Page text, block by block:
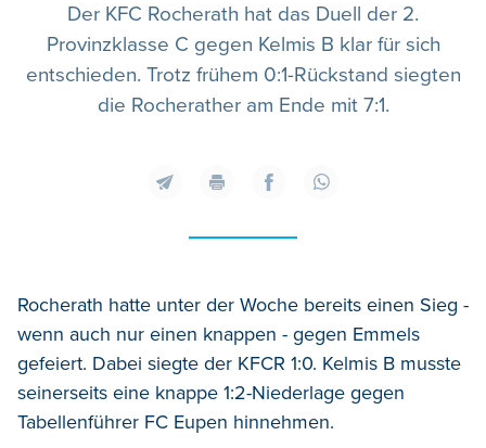
Der KFC Rocherath hat das Duell der 2.
Provinzklasse C gegen Kelmis B klar für sich
entschieden. Trotz frühem 0:1-Rückstand siegten
die Rocherather am Ende mit 7:1.
Rocherath hatte unter der Woche bereits einen Sieg -
wenn auch nur einen knappen - gegen Emmels
gefeiert. Dabei siegte der KFCR 1:0. Kelmis B musste
seinerseits eine knappe 1:2-Niederlage gegen
Tabellenführer FC Eupen hinnehmen.